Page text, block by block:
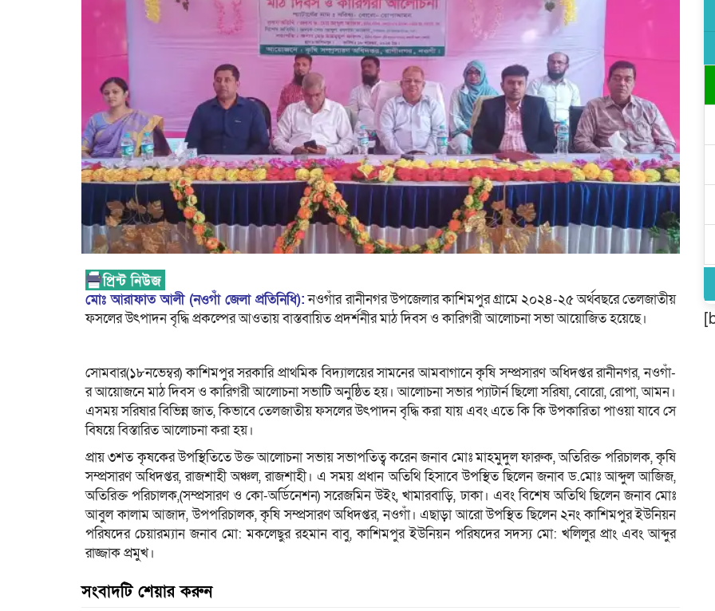
মোঃ আরাফাত আলী (নওগাঁ জেলা প্রতিনিধি): নওগাঁর রানীনগর উপজেলার কাশিমপুর গ্রামে ২০২৪-২৫ অর্থবছরে তেলজাতীয়
ফসলের উৎপাদন বৃদ্ধি প্রকল্পের আওতায় বাস্তবায়িত প্রদর্শনীর মাঠ দিবস ও কারিগরী আলোচনা সভা আয়োজিত হয়েছে।
সোমবার(১৮নভেম্বর) কাশিমপুর সরকারি প্রাথমিক বিদ্যালয়ের সামনের আমবাগানে কৃষি সম্প্রসারণ অধিদপ্তর রানীনগর, নওগাঁ-
র আয়োজনে মাঠ দিবস ও কারিগরী আলোচনা সভাটি অনুষ্ঠিত হয়। আলোচনা সভার প্যাটার্ন ছিলো সরিষা, বোরো, রোপা, আমন।
এসময় সরিষার বিভিন্ন জাত, কিভাবে তেলজাতীয় ফসলের উৎপাদন বৃদ্ধি করা যায় এবং এতে কি কি উপকারিতা পাওয়া যাবে সে
বিষয়ে বিস্তারিত আলোচনা করা হয়।
প্রায় ৩শত কৃষকের উপস্থিতিতে উক্ত আলোচনা সভায় সভাপতিত্ব করেন জনাব মোঃ মাহমুদুল ফারুক, অতিরিক্ত পরিচালক, কৃষি
সম্প্রসারণ অধিদপ্তর, রাজশাহী অঞ্চল, রাজশাহী। এ সময় প্রধান অতিথি হিসাবে উপস্থিত ছিলেন জনাব ড.মোঃ আব্দুল আজিজ,
অতিরিক্ত পরিচালক,(সম্প্রসারণ ও কো-অর্ডিনেশন) সরেজমিন উইং, খামারবাড়ি, ঢাকা। এবং বিশেষ অতিথি ছিলেন জনাব মোঃ
আবুল কালাম আজাদ, উপপরিচালক, কৃষি সম্প্রসারণ অধিদপ্তর, নওগাঁ। এছাড়া আরো উপস্থিত ছিলেন ২নং কাশিমপুর ইউনিয়ন
পরিষদের চেয়ারম্যান জনাব মো: মকলেছুর রহমান বাবু, কাশিমপুর ইউনিয়ন পরিষদের সদস্য মো: খলিলুর প্রাং এবং আব্দুর
রাজ্জাক প্রমুখ।
সংবাদটি শেয়ার করুন